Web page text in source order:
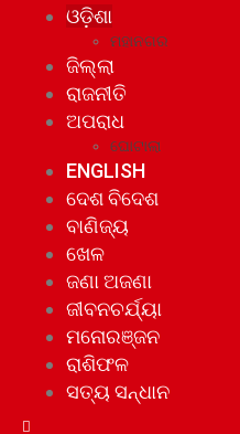
ଓଡ଼ିଶା
ମହାନଗର
ଜିଲ୍ଲା
ରାଜନୀତି
ଅପରାଧ
ଘୋଟାଲା
ENGLISH
ଦେଶ ବିଦେଶ
ବାଣିଜ୍ୟ
ଖେଳ
ଜଣା ଅଜଣା
ଜୀବନଚର୍ଯ୍ୟା
ମନୋରଞ୍ଜନ
ରାଶିଫଳ
ସତ୍ୟ ସନ୍ଧାନ